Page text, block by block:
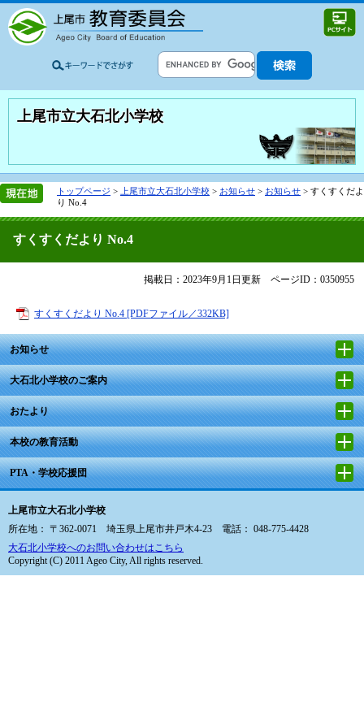
上尾市立大石北小学校
トップページ > 上尾市立大石北小学校 > お知らせ > お知らせ > すくすくだよ
り No.4
すくすくだより No.4
掲載日：2023年9月1日更新 ページID：0350955
すくすくだより No.4 [PDFファイル／332KB]
お知らせ
大石北小学校のご案内
おたより
本校の教育活動
PTA・学校応援団
上尾市立大石北小学校
所在地： 〒362-0071 埼玉県上尾市井戸木4-23 電話： 048-775-4428
大石北小学校へのお問い合わせはこちら
Copyright (C) 2011 Ageo City, All rights reserved.